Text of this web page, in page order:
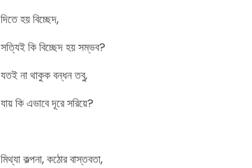
দিতে হয় বিচ্ছেদ,
সত্যিই কি বিচ্ছেদ হয় সম্ভব?
যতই না থাকুক বন্ধন তবু,
যায় কি এভাবে দূরে সরিয়ে?
মিথ্যা কল্পনা, কঠোর বাস্তবতা,